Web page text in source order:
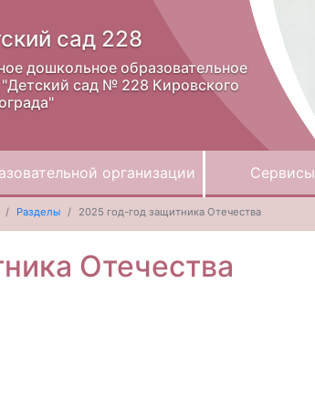
сад 228
дошкольное образовательное
сад № 228 Кировского
организации Сервисы
Разделы 2025 год-год защитника Отечества
Отечества